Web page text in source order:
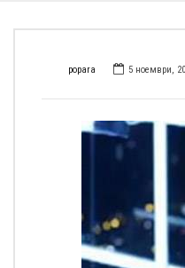
popara 5 ноември,